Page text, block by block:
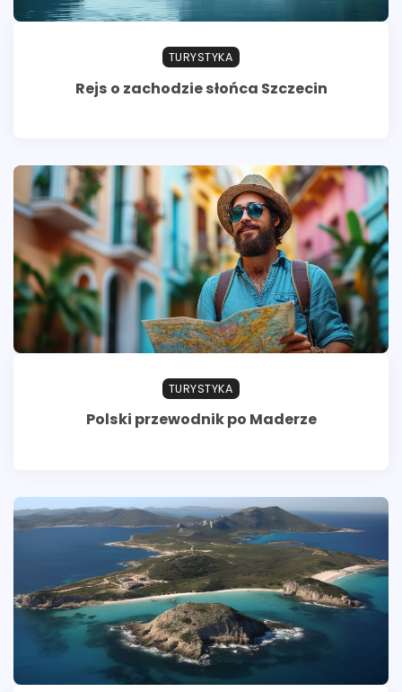
TURYSTYKA
Rejs o zachodzie słońca Szczecin
TURYSTYKA
Polski przewodnik po Maderze